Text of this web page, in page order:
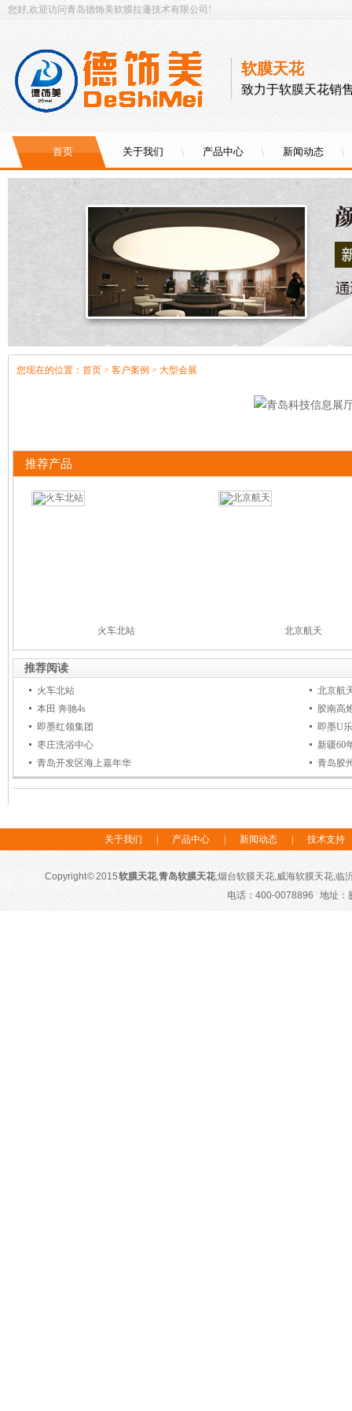
您好,欢迎访问青岛德饰美软膜拉蓬技术有限公司!
软膜天花
致力于软膜天花销
首页 关于我们 产品中心 新闻动态
您现在的位置： 首页 > 客户案例 > 大型会展
推荐产品
火车北站 北京航天
推荐阅读
火车北站
北京航
本田 奔驰4s
胶南高
即墨红领集团
即墨U
枣庄洗浴中心
新疆60
青岛开发区海上嘉年华
青岛胶
关于我们 产品中心 新闻动态 技术支持
Copyright © 2015软膜天花,青岛软膜天花,烟台软膜天花,威海软膜天花,临
电话：400-0078896 地址：